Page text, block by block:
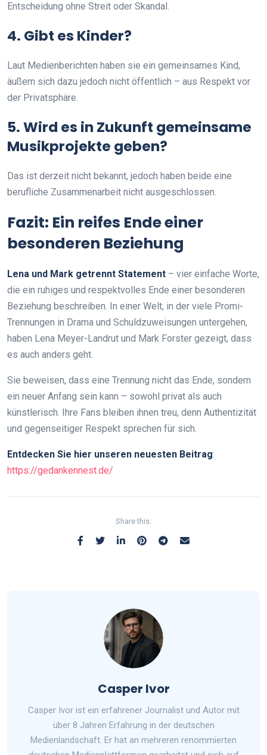
Entscheidung ohne Streit oder Skandal.
4. Gibt es Kinder?
Laut Medienberichten haben sie ein gemeinsames Kind,
äußern sich dazu jedoch nicht öffentlich – aus Respekt vor
der Privatsphäre.
5. Wird es in Zukunft gemeinsame
Musikprojekte geben?
Das ist derzeit nicht bekannt, jedoch haben beide eine
berufliche Zusammenarbeit nicht ausgeschlossen.
Fazit: Ein reifes Ende einer
besonderen Beziehung
Lena und Mark getrennt Statement – vier einfache Worte,
die ein ruhiges und respektvolles Ende einer besonderen
Beziehung beschreiben. In einer Welt, in der viele Promi-
Trennungen in Drama und Schuldzuweisungen untergehen,
haben Lena Meyer-Landrut und Mark Forster gezeigt, dass
es auch anders geht.
Sie beweisen, dass eine Trennung nicht das Ende, sondern
ein neuer Anfang sein kann – sowohl privat als auch
künstlerisch. Ihre Fans bleiben ihnen treu, denn Authentizität
und gegenseitiger Respekt sprechen für sich.
Entdecken Sie hier unseren neuesten Beitrag:
https://gedankennest.de/
Share this:
Casper Ivor
Casper Ivor ist ein erfahrener Journalist und Autor mit
über 8 Jahren Erfahrung in der deutschen
Medienlandschaft. Er hat an mehreren renommierten